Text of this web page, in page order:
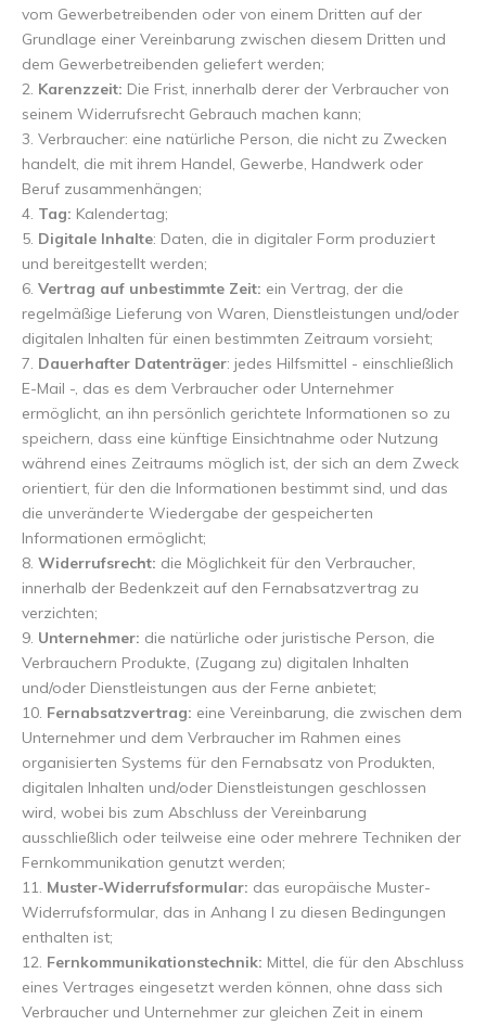
vom Gewerbetreibenden oder von einem Dritten auf der
Grundlage einer Vereinbarung zwischen diesem Dritten und
dem Gewerbetreibenden geliefert werden;
2. Karenzzeit: Die Frist, innerhalb derer der Verbraucher von
seinem Widerrufsrecht Gebrauch machen kann;
3. Verbraucher: eine natürliche Person, die nicht zu Zwecken
handelt, die mit ihrem Handel, Gewerbe, Handwerk oder
Beruf zusammenhängen;
4. Tag: Kalendertag;
5. Digitale Inhalte: Daten, die in digitaler Form produziert
und bereitgestellt werden;
6. Vertrag auf unbestimmte Zeit: ein Vertrag, der die
regelmäßige Lieferung von Waren, Dienstleistungen und/oder
digitalen Inhalten für einen bestimmten Zeitraum vorsieht;
7. Dauerhafter Datenträger: jedes Hilfsmittel - einschließlich
E-Mail -, das es dem Verbraucher oder Unternehmer
ermöglicht, an ihn persönlich gerichtete Informationen so zu
speichern, dass eine künftige Einsichtnahme oder Nutzung
während eines Zeitraums möglich ist, der sich an dem Zweck
orientiert, für den die Informationen bestimmt sind, und das
die unveränderte Wiedergabe der gespeicherten
Informationen ermöglicht;
8. Widerrufsrecht: die Möglichkeit für den Verbraucher,
innerhalb der Bedenkzeit auf den Fernabsatzvertrag zu
verzichten;
9. Unternehmer: die natürliche oder juristische Person, die
Verbrauchern Produkte, (Zugang zu) digitalen Inhalten
und/oder Dienstleistungen aus der Ferne anbietet;
10. Fernabsatzvertrag: eine Vereinbarung, die zwischen dem
Unternehmer und dem Verbraucher im Rahmen eines
organisierten Systems für den Fernabsatz von Produkten,
digitalen Inhalten und/oder Dienstleistungen geschlossen
wird, wobei bis zum Abschluss der Vereinbarung
ausschließlich oder teilweise eine oder mehrere Techniken der
Fernkommunikation genutzt werden;
11. Muster-Widerrufsformular: das europäische Muster-
Widerrufsformular, das in Anhang I zu diesen Bedingungen
enthalten ist;
12. Fernkommunikationstechnik: Mittel, die für den Abschluss
eines Vertrages eingesetzt werden können, ohne dass sich
Verbraucher und Unternehmer zur gleichen Zeit in einem